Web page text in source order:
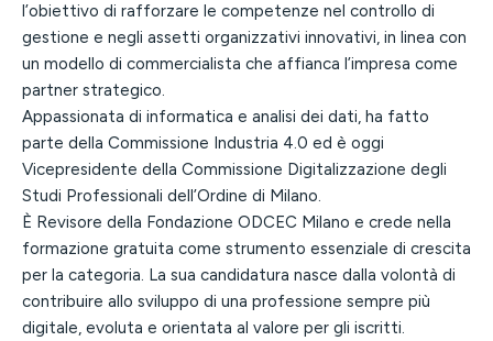
l’obiettivo di rafforzare le competenze nel controllo di
gestione e negli assetti organizzativi innovativi, in linea con
un modello di commercialista che affianca l’impresa come
partner strategico.
Appassionata di informatica e analisi dei dati, ha fatto
parte della Commissione Industria 4.0 ed è oggi
Vicepresidente della Commissione Digitalizzazione degli
Studi Professionali dell’Ordine di Milano.
È Revisore della Fondazione ODCEC Milano e crede nella
formazione gratuita come strumento essenziale di crescita
per la categoria. La sua candidatura nasce dalla volontà di
contribuire allo sviluppo di una professione sempre più
digitale, evoluta e orientata al valore per gli iscritti.